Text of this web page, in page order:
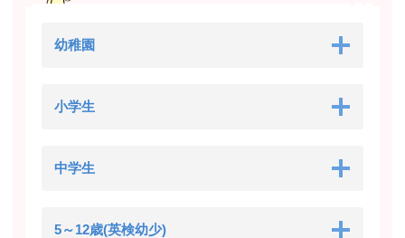
幼稚園
小学生
中学生
5～12歳(英検幼少)